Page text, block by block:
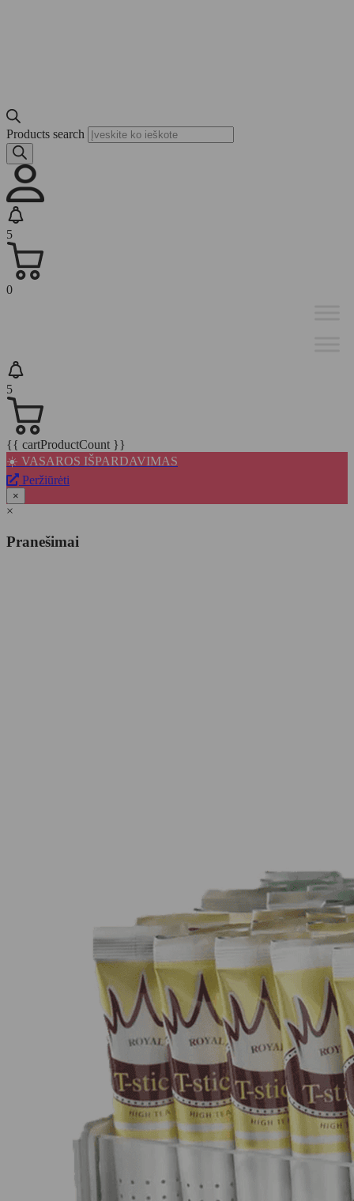
Products search
5
0
5
{{ cartProductCount }}
☀️ VASAROS IŠPARDAVIMAS
Peržiūrėti
×
×
Pranešimai